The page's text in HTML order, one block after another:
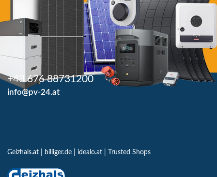
+43 676 88731200
info@pv-24.at
Geizhals.at billiger.de idealo.at Trusted Shops